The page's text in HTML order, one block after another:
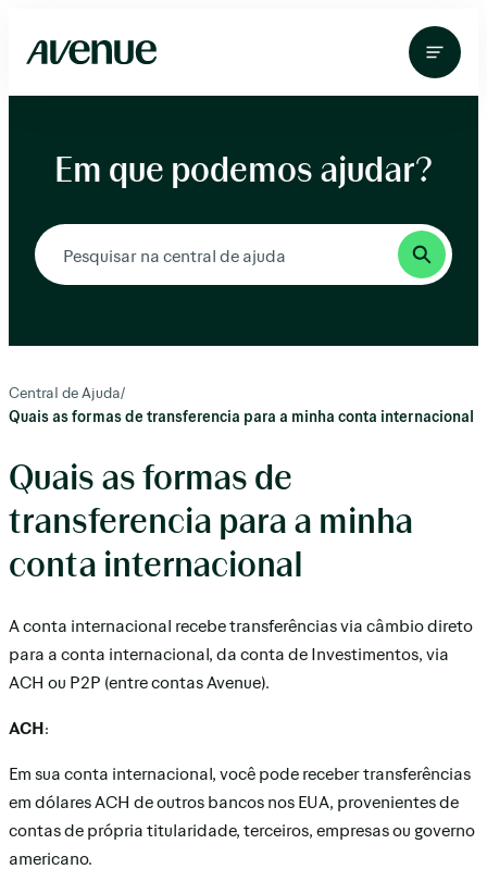
para
conteúdo
Em que podemos ajudar?
Central de Ajuda/
Quais as formas de transferencia para a minha conta internacional
Quais as formas de
transferencia para a minha
conta internacional
A conta internacional recebe transferências via câmbio direto
para a conta internacional, da conta de Investimentos, via
ACH ou P2P (entre contas Avenue).
ACH:
Em sua conta internacional, você pode receber transferências
em dólares ACH de outros bancos nos EUA, provenientes de
contas de própria titularidade, terceiros, empresas ou governo
americano.